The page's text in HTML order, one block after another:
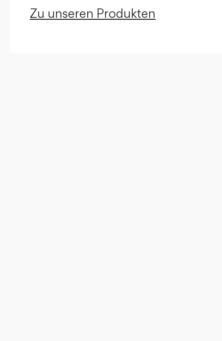
Zu unseren Produkten